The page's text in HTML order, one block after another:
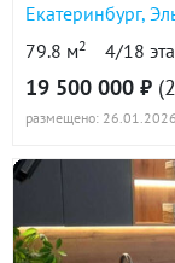
Екатеринбург,
79.8 м2 4/18
19 500 000 ₽
размещено: 26.01.2026